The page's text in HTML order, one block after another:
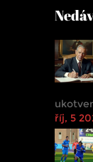
říj, 5